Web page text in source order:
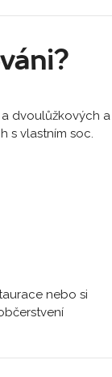
dvoulůžkových a
s vlastním soc.
nebo si